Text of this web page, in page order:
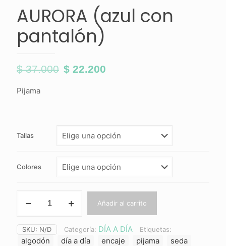
AURORA (azul con
pantalón)
$37.000 El
$ 22.200
Pijama
Tallas
Colores
(azul
pantalón)
cantidad
Añadir al carrito
SKU: N/D Categoría: DÍA A DÍA Etiquetas:
algodón día a día encaje pijama seda